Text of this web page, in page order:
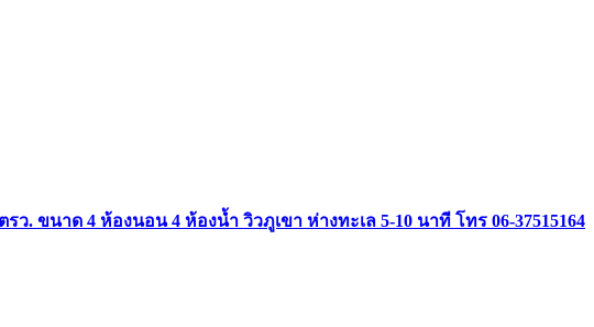
ว. ขนาด 4 ห้องนอน 4 ห้องน้ำ วิวภูเขา ห่างทะเล 5-10 นาที โทร 06-37515164